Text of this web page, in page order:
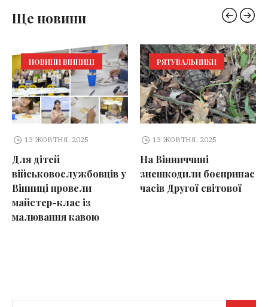
Ще новини
НОВИНИ ВІННИЦІ
13 ЖОВТНЯ, 2025
Для дітей
військовослужбовців у
Вінниці провели
майстер-клас із
малювання кавою
РЯТУВАЛЬНИКИ
13 ЖОВТНЯ, 2025
На Вінниччині
знешкодили боєприпас
часів Другої світової